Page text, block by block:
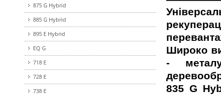
875 G Hybrid
885 G Hybrid
895 E Hybrid
EQ G
718 E
728 E
738 E
Широко
-
835 G